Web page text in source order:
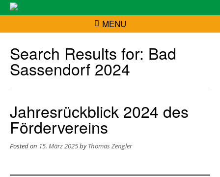
MENU
Search Results for: Bad
Sassendorf 2024
Jahresrückblick 2024 des
Fördervereins
Posted on 15. März 2025byThomas Zengler